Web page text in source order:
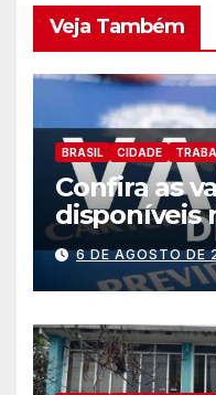
Veja Também
BRASIL CIDADE
Confira as
disponíveis
Trabalhador
6 DE AGOSTO DE